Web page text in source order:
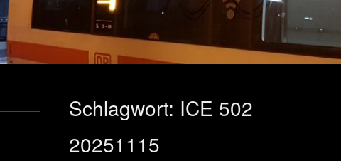
Schlagwort: ICE 502
20251115